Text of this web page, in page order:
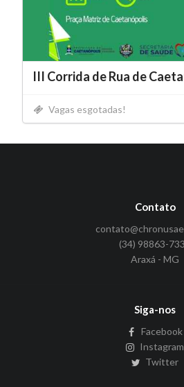
III Corrida de Rua de
Vagas esgotadas!
Contato
(34) 98863-
Araxá - MG
Siga-nos
Facebook
Instagram
Twitter